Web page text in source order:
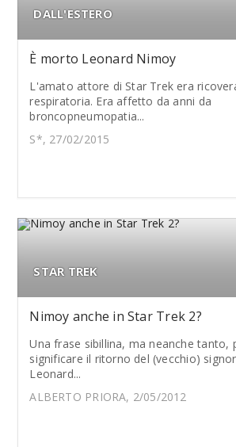
DALL'ESTERO
È morto Leonard Nimoy
L'amato attore di Star Trek era
respiratoria. Era affetto da anni da
broncopneumopatia...
S*, 27/02/2015
STAR TREK
Nimoy anche in Star Trek 2?
Una frase sibillina, ma neanche tanto,
significare il ritorno del (vecchio)
Leonard...
ALBERTO PRIORA, 2/05/2012